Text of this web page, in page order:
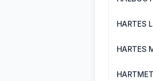
HARTES
HARTES